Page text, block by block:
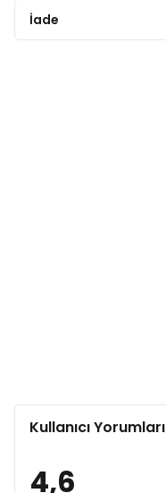
Mısır
İade
Kullanıcı Yorumları
4,6